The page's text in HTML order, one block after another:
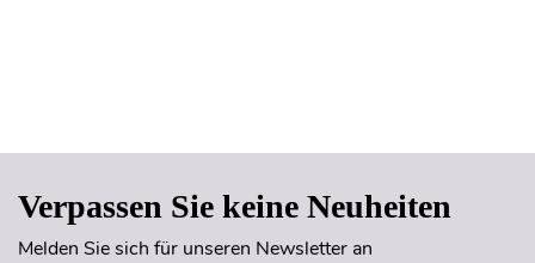
Verpassen Sie keine Neuheiten
Melden Sie sich für unseren Newsletter an